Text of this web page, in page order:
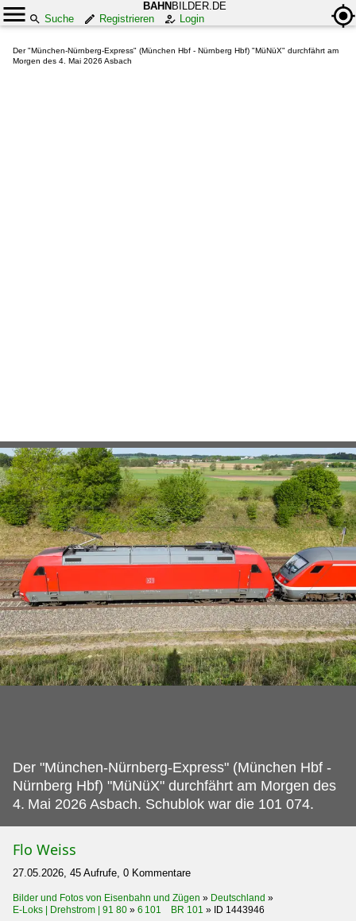
BAHN BILDER.DE
Suche
Registrieren Login
Der "München-Nürnberg-Express" (München Hbf - Nürnberg Hbf) "MüNüX" durchfährt am
Morgen des 4. Mai 2026 Asbach
Der "München-Nürnberg-Express" (München Hbf -
Nürnberg Hbf) "MüNüX" durchfährt am Morgen des
4. Mai 2026 Asbach. Schublok war die 101 074.
Flo Weiss
27.05.2026, 45 Aufrufe, 0 Kommentare
Bilder und Fotos von Eisenbahn und Zügen » Deutschland »
E-Loks | Drehstrom | 91 80 » 6 101 BR 101 » ID 1443946